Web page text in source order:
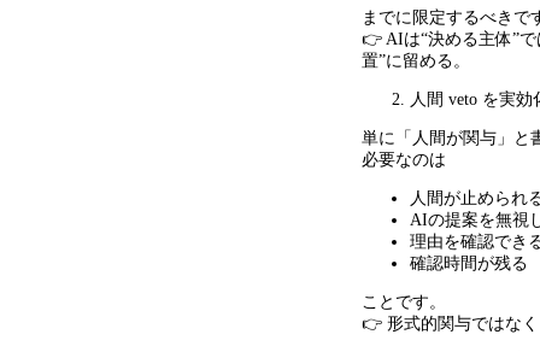
までに限定するべきで
👉 AIは“決める主体”
置”に留める。
人間 veto を実効
単に「人間が関与」と
必要なのは
人間が止められ
AIの提案を無視
理由を確認でき
確認時間が残る
ことです。
👉 形式的関与ではな